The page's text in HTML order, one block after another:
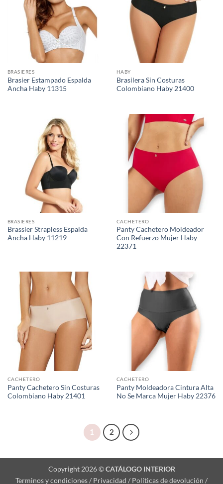
BRASIERES
Brasier Estampado Espalda
Ancha Haby 11315
HABY
Brasilera Sin Costuras
Colombiano Haby 21400
BRASIERES
Brassier Strapless Espalda
Ancha Haby 11219
CACHETERO
Panty Cachetero Moldeador
Con Refuerzo Mujer Haby
22371
CACHETERO
Panty Cachetero Sin Costuras
Colombiano Haby 21401
CACHETERO
Panty Moldeadora Cintura Alta
No Se Marca Mujer Haby 22376
1 2
Copyright 2026 ©CATÁLOGO INTERIOR
Terminos y condiciones / Privacidad / Políticas de devolución /